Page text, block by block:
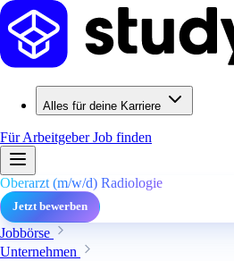
Alles für deine Karriere
Für ArbeitgeberJob finden
Oberarzt (m/w/d) Radiologie
Jetzt bewerben
Jobbörse
Unternehmen